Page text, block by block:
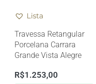
Lista
Travessa Retangular
Porcelana Carrara
Grande Vista Alegre
R$1.253,00